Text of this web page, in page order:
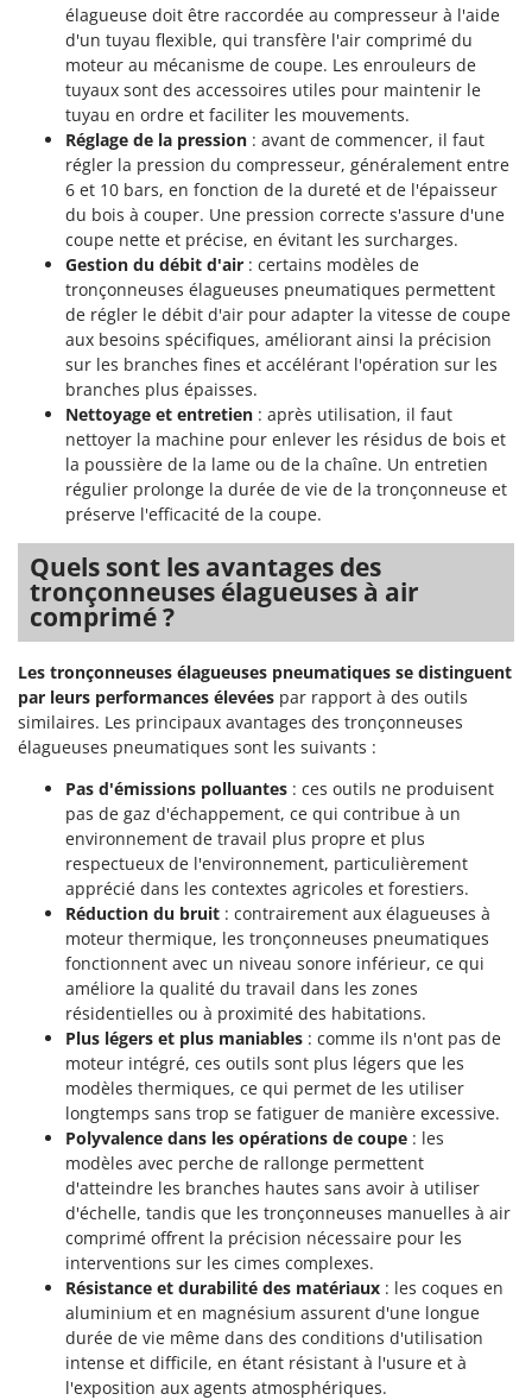
élagueuse doit être raccordée au compresseur à l'aide
d'un tuyau flexible, qui transfère l'air comprimé du
moteur au mécanisme de coupe. Les enrouleurs de
tuyaux sont des accessoires utiles pour maintenir le
tuyau en ordre et faciliter les mouvements.
Réglage de la pression : avant de commencer, il faut
régler la pression du compresseur, généralement entre
6 et 10 bars, en fonction de la dureté et de l'épaisseur
du bois à couper. Une pression correcte s'assure d'une
coupe nette et précise, en évitant les surcharges.
Gestion du débit d'air : certains modèles de
tronçonneuses élagueuses pneumatiques permettent
de régler le débit d'air pour adapter la vitesse de coupe
aux besoins spécifiques, améliorant ainsi la précision
sur les branches fines et accélérant l'opération sur les
branches plus épaisses.
Nettoyage et entretien : après utilisation, il faut
nettoyer la machine pour enlever les résidus de bois et
la poussière de la lame ou de la chaîne. Un entretien
régulier prolonge la durée de vie de la tronçonneuse et
préserve l'efficacité de la coupe.
Quels sont les avantages des
tronçonneuses élagueuses à air
comprimé ?
Les tronçonneuses élagueuses pneumatiques se distinguent
par leurs performances élevées par rapport à des outils
similaires. Les principaux avantages des tronçonneuses
élagueuses pneumatiques sont les suivants :
Pas d'émissions polluantes : ces outils ne produisent
pas de gaz d'échappement, ce qui contribue à un
environnement de travail plus propre et plus
respectueux de l'environnement, particulièrement
apprécié dans les contextes agricoles et forestiers.
Réduction du bruit : contrairement aux élagueuses à
moteur thermique, les tronçonneuses pneumatiques
fonctionnent avec un niveau sonore inférieur, ce qui
améliore la qualité du travail dans les zones
résidentielles ou à proximité des habitations.
Plus légers et plus maniables : comme ils n'ont pas de
moteur intégré, ces outils sont plus légers que les
modèles thermiques, ce qui permet de les utiliser
longtemps sans trop se fatiguer de manière excessive.
Polyvalence dans les opérations de coupe : les
modèles avec perche de rallonge permettent
d'atteindre les branches hautes sans avoir à utiliser
d'échelle, tandis que les tronçonneuses manuelles à air
comprimé offrent la précision nécessaire pour les
interventions sur les cimes complexes.
Résistance et durabilité des matériaux : les coques en
aluminium et en magnésium assurent d'une longue
durée de vie même dans des conditions d'utilisation
intense et difficile, en étant résistant à l'usure et à
l'exposition aux agents atmosphériques.